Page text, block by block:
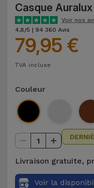
Dyson
TCL
Marques
Voir
tout
Voir
tout
et
Enceintes
Montres
Connectées
et
Chaînes
de
Gadgets
Hygiène
Casque Auralux
Voir nos
4,8/5 | 94 360 Avis
79,95 €
TVA incluse
Couleur
1
Livraison gratuite,
Voir la